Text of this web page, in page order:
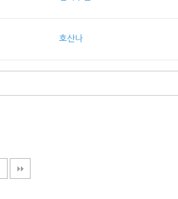
호산나